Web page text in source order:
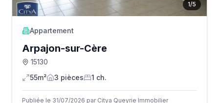
1/5
Appartement
Arpajon-sur-Cère
15130
55m²
3 pièces 1 ch.
Publiée le 31/07/2026 par Citya Queyrie Immobilier